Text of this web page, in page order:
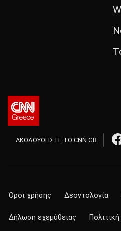
ΑΚΟΛΟΥΘΗΣΤΕ ΤΟ CNN.GR
Όροι χρήσης Δεοντολογία
Δήλωση εχεμύθειας